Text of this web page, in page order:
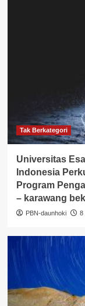
Tak Berkategori
Universitas
Indonesia
Program
– karawang
PBN-daunhoki 8